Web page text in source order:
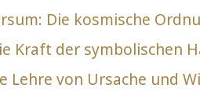
Die kosmische
Kraft der symbolischen
Lehre von Ursache und